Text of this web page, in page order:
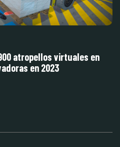
atropellos virtuales en
en 2023